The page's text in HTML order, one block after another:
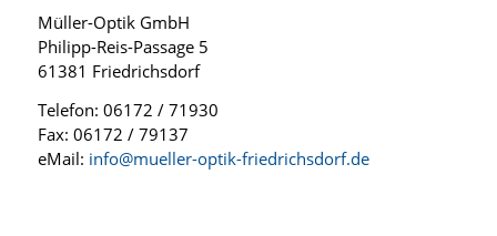
Müller-Optik GmbH
Philipp-Reis-Passage 5
61381 Friedrichsdorf
Telefon: 06172 / 71930
Fax: 06172 / 79137
eMail: info@mueller-optik-friedrichsdorf.de